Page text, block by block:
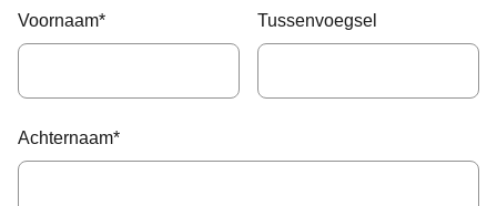
Voornaam* Tussenvoegsel
Achternaam*